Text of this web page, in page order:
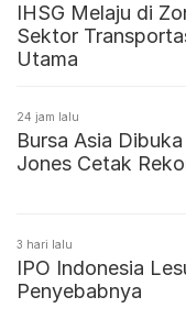
IHSG Melaju di
Sektor
Utama
24 jam lalu
Bursa Asia
Jones Cetak
3 hari lalu
IPO Indonesia
Penyebabnya